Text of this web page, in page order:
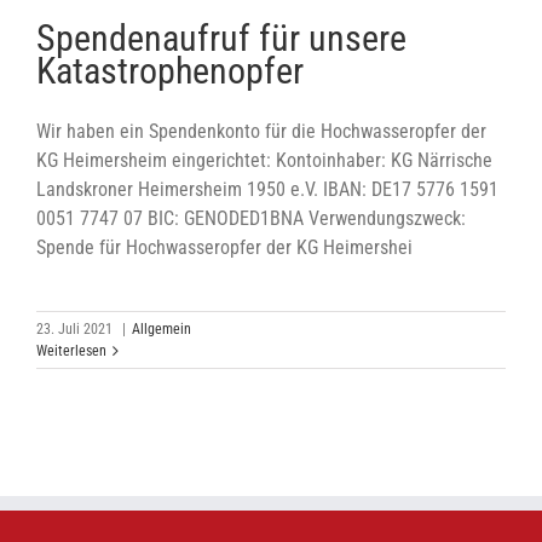
Spendenaufruf für unsere
Katastrophenopfer
Wir haben ein Spendenkonto für die Hochwasseropfer der
KG Heimersheim eingerichtet: Kontoinhaber: KG Närrische
Landskroner Heimersheim 1950 e.V. IBAN: DE17 5776 1591
0051 7747 07 BIC: GENODED1BNA Verwendungszweck:
Spende für Hochwasseropfer der KG Heimershei
23. Juli 2021
Allgemein
Weiterlesen